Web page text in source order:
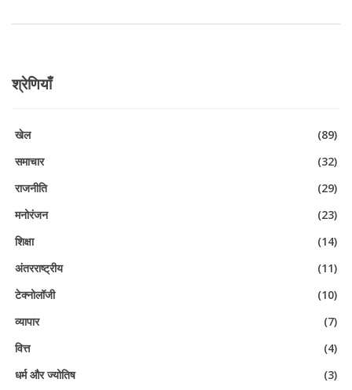
श्रेणियाँ
खेल
(89)
समाचार
(32)
राजनीति
(29)
मनोरंजन
(23)
शिक्षा
(14)
अंतरराष्ट्रीय
(11)
टेक्नोलॉजी
(10)
व्यापार
(7)
वित्त
(4)
धर्म और ज्योतिष
(3)